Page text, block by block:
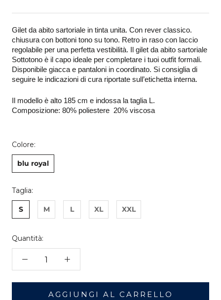
Gilet da abito sartoriale in tinta unita. Con rever classico.
chiusura con bottoni tono su tono. Retro in raso con laccio
regolabile per una perfetta vestibilità. Il gilet da abito sartoriale
Sottotono è il capo ideale per completare i tuoi outfit formali.
Disponibile giacca e pantaloni in coordinato. Si consiglia di
seguire le indicazioni di cura riportate sull’etichetta interna.
Il modello è alto 185 cm e indossa la taglia L.
Composizione: 80% poliestere  20% viscosa
Colore:
blu royal
Taglia:
S M L XL XXL
Quantità:
AGGIUNGI AL CARRELLO